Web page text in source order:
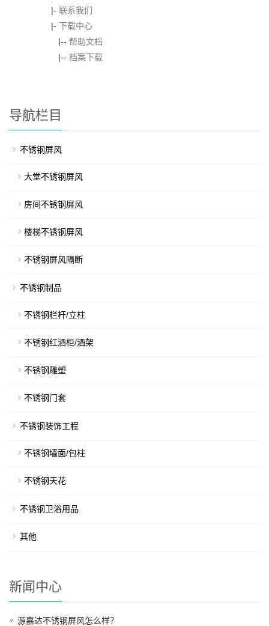
|- 联系我们
|- 下载中心
|-- 帮助文档
|-- 档案下载
导航栏目
不锈钢屏风
大堂不锈钢屏风
房间不锈钢屏风
楼梯不锈钢屏风
不锈钢屏风隔断
不锈钢制品
不锈钢栏杆/立柱
不锈钢红酒柜/酒架
不锈钢雕塑
不锈钢门套
不锈钢装饰工程
不锈钢墙面/包柱
不锈钢天花
不锈钢卫浴用品
其他
新闻中心
源嘉达不锈钢屏风怎么样？